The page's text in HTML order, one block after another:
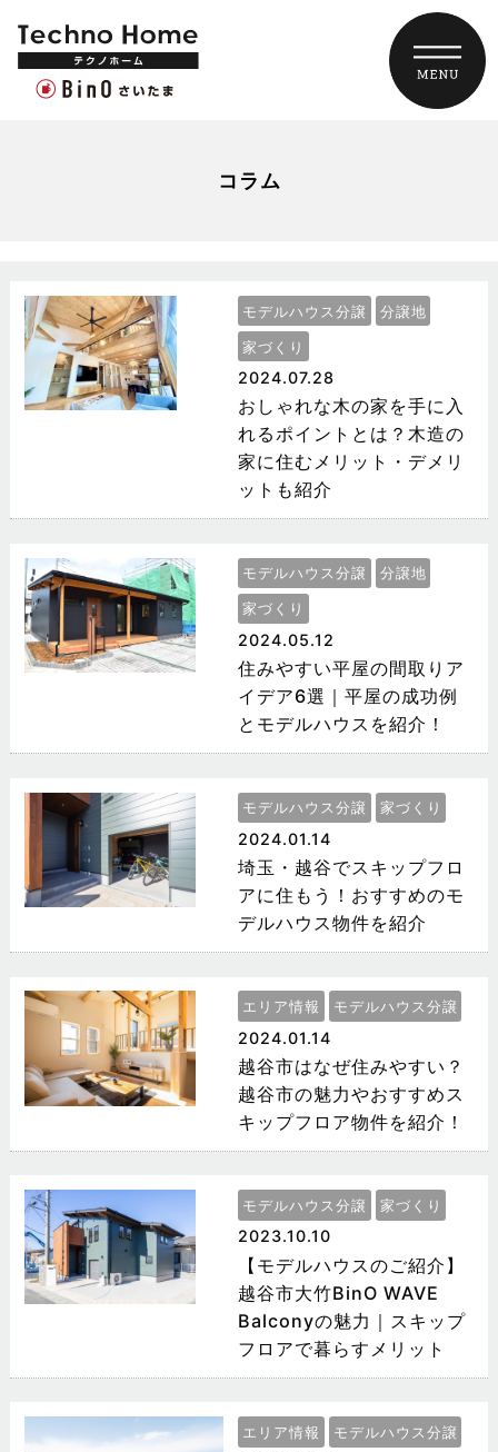
コラム
モデルハウス分譲 分譲地
家づくり
2024.07.28
おしゃれな木の家を手に入
れるポイントとは？木造の
家に住むメリット・デメリ
ットも紹介
モデルハウス分譲 分譲地
家づくり
2024.05.12
住みやすい平屋の間取りア
イデア6選｜平屋の成功例
とモデルハウスを紹介！
モデルハウス分譲 家づくり
2024.01.14
埼玉・越谷でスキップフロ
アに住もう！おすすめのモ
デルハウス物件を紹介
エリア情報 モデルハウス分譲
2024.01.14
越谷市はなぜ住みやすい？
越谷市の魅力やおすすめス
キップフロア物件を紹介！
モデルハウス分譲 家づくり
2023.10.10
【モデルハウスのご紹介】
越谷市大竹BinO WAVE
Balconyの魅力｜スキップ
フロアで暮らすメリット
エリア情報 モデルハウス分譲